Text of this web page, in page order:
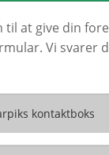
til at give din
Vi svarer